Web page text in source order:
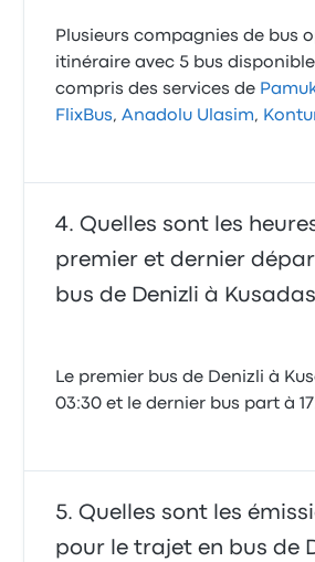
Plusieurs compagnies de bus
itinéraire avec 5 bus
compris des services de
FlixBus,Anadolu Ulasim,
Quelles sont les
premier et dernier
bus de Denizli à
Le premier bus de Denizli à
03:30 et le dernier bus part à
Quelles sont les
pour le trajet en bus de